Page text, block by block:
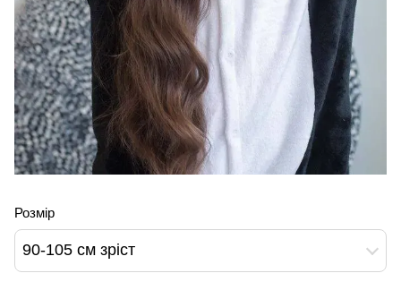
Розмір
90-105 см зріст